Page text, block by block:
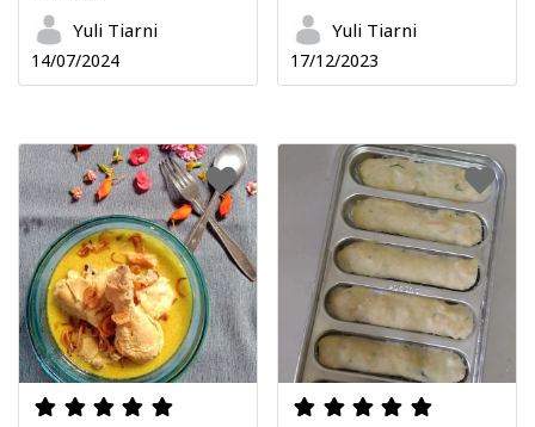
Yuli Tiarni
14/07/2024
Yuli Tiarni
17/12/2023